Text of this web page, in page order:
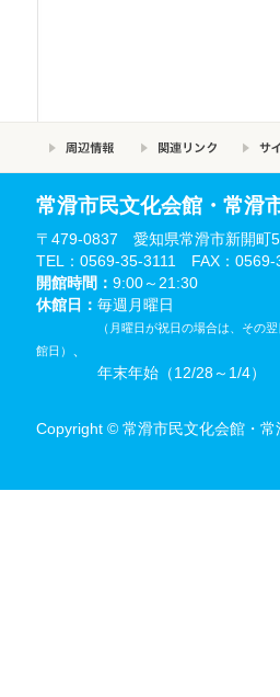
常滑市民文化会館・常滑
〒479-0837 愛知県常滑市新開町
TEL：0569-35-3111 FAX：0569-
開館時間： 9:00～21:30
休館日： 毎週月曜日
（月曜日が祝日の場合は、その
館日）
、
年末年始（12/28～1/4）
Copyright © 常滑市民文化会館・